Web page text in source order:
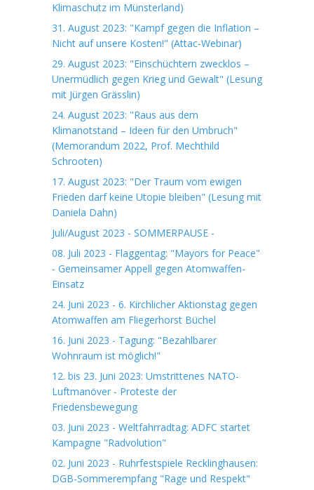
Klimaschutz im Münsterland)
31. August 2023: "Kampf gegen die Inflation –
Nicht auf unsere Kosten!" (Attac-Webinar)
29. August 2023: "Einschüchtern zwecklos –
Unermüdlich gegen Krieg und Gewalt" (Lesung
mit Jürgen Grässlin)
24. August 2023: "Raus aus dem
Klimanotstand – Ideen für den Umbruch"
(Memorandum 2022, Prof. Mechthild
Schrooten)
17. August 2023: "Der Traum vom ewigen
Frieden darf keine Utopie bleiben" (Lesung mit
Daniela Dahn)
Juli/August 2023 - SOMMERPAUSE -
08. Juli 2023 - Flaggentag: "Mayors for Peace"
- Gemeinsamer Appell gegen Atomwaffen-
Einsatz
24. Juni 2023 - 6. Kirchlicher Aktionstag gegen
Atomwaffen am Fliegerhorst Büchel
16. Juni 2023 - Tagung: "Bezahlbarer
Wohnraum ist möglich!"
12. bis 23. Juni 2023: Umstrittenes NATO-
Luftmanöver - Proteste der
Friedensbewegung
03. Juni 2023 - Weltfahrradtag: ADFC startet
Kampagne "Radvolution"
02. Juni 2023 - Ruhrfestspiele Recklinghausen:
DGB-Sommerempfang "Rage und Respekt"